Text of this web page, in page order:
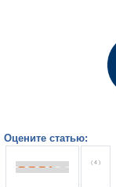
Оцените статью:
( 4 )